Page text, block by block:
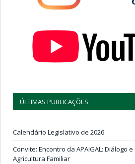
ÚLTIMAS PUBLICAÇÕES
Calendário Legislativo de 2026
Convite: Encontro da APAIGAL: Diálogo
Agricultura Familiar